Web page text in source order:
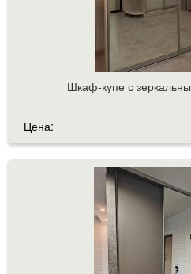
Шкаф-купе с
Цена: